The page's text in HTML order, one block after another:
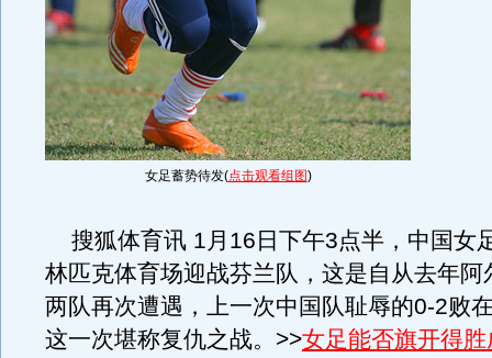
女足蓄势待发(点击观看组图)
搜狐体育讯 1月16日下午3点半，中国女
林匹克体育场迎战芬兰队，这是自从去年阿
两队再次遭遇，上一次中国队耻辱的0-2败
这一次堪称复仇之战。>>女足能否旗开得